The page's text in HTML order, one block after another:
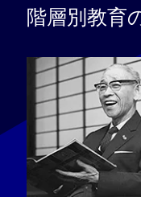
階層別教育